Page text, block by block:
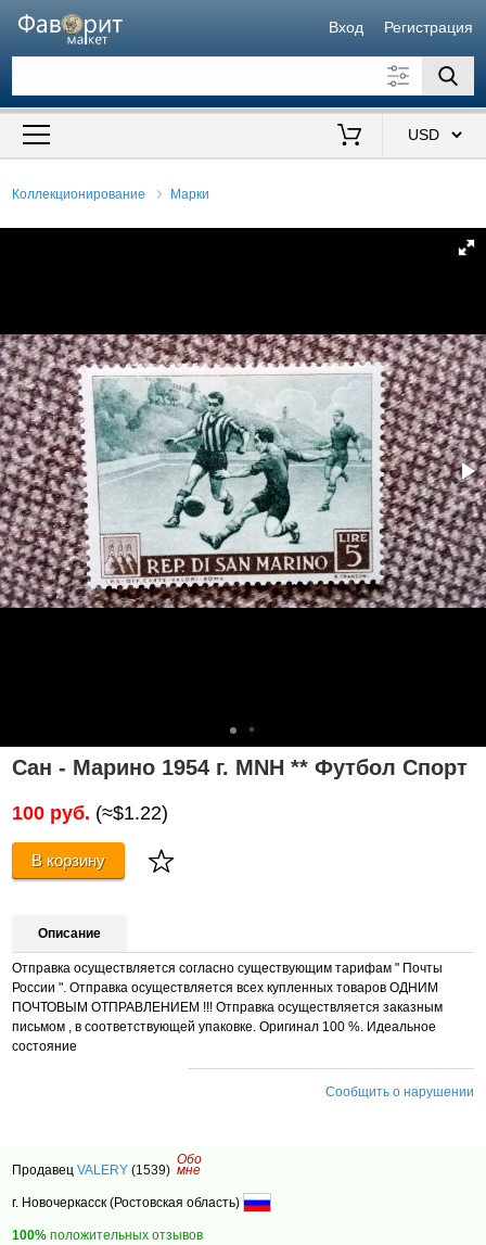
Вход Регистрация
Искать также в описании
Коллекционирование Марки
Сан - Марино 1954 г. MNH ** Футбол Спорт
100 руб. (≈$1.22)
В корзину
Описание
Отправка осуществляется согласно существующим тарифам " Почты
России ". Отправка осуществляется всех купленных товаров ОДНИМ
ПОЧТОВЫМ ОТПРАВЛЕНИЕМ !!! Отправка осуществляется заказным
письмом , в соответствующей упаковке. Оригинал 100 %. Идеальное
состояние
Сообщить о нарушении
ПродавецVALERY (1539)
Обо
мне
г. Новочеркасск (Ростовская область)
100% положительных отзывов